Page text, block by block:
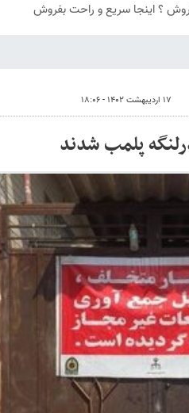
؟ اینجا سریع و راحت بفروش
۱۷ اردیبهشت ۱۴۰۲ - ۱۸:۰۶